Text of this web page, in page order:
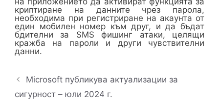
криптиране на данните чрез парола,
необходима при регистриране на акаунта от
един мобилен номер към друг, и да бъдат
бдителни за SMS фишинг атаки, целящи
кражба на пароли и други чувствителни
данни.
Microsoft публикува актуализации за
сигурност – юли 2024 г.